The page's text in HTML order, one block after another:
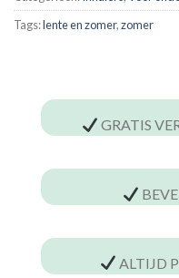
Tags:lente en zomer,zomer
GRATIS
ALTIJD